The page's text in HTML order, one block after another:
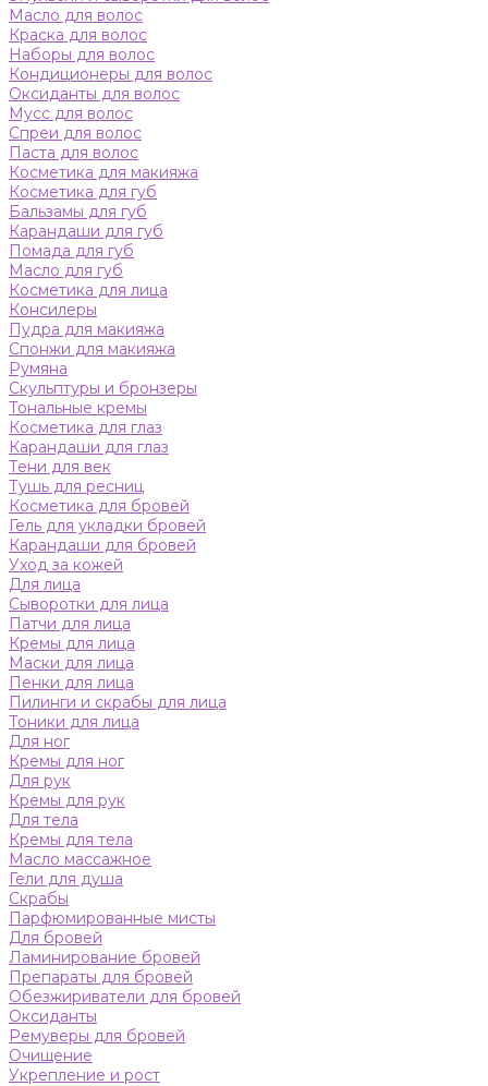
Масло для волос
Краска для волос
Наборы для волос
Кондиционеры для волос
Оксиданты для волос
Мусс для волос
Спреи для волос
Паста для волос
Косметика для макияжа
Косметика для губ
Бальзамы для губ
Карандаши для губ
Помада для губ
Масло для губ
Косметика для лица
Консилеры
Пудра для макияжа
Спонжи для макияжа
Румяна
Скульптуры и бронзеры
Тональные кремы
Косметика для глаз
Карандаши для глаз
Тени для век
Тушь для ресниц
Косметика для бровей
Гель для укладки бровей
Карандаши для бровей
Уход за кожей
Для лица
Сыворотки для лица
Патчи для лица
Кремы для лица
Маски для лица
Пенки для лица
Пилинги и скрабы для лица
Тоники для лица
Для ног
Кремы для ног
Для рук
Кремы для рук
Для тела
Кремы для тела
Масло массажное
Гели для душа
Скрабы
Парфюмированные мисты
Для бровей
Ламинирование бровей
Препараты для бровей
Обезжириватели для бровей
Оксиданты
Ремуверы для бровей
Очищение
Укрепление и рост